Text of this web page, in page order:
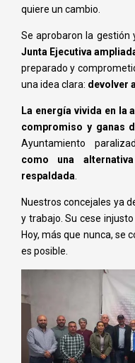
quiere un cambio.
Se aprobaron la gestión
Junta Ejecutiva
preparado y
una idea clara: devolver
La energía vivida en la
compromiso y ganas
Ayuntamiento
como una
respaldada.
Nuestros concejales ya
y trabajo. Su cese
Hoy, más que nunca, se
es posible.